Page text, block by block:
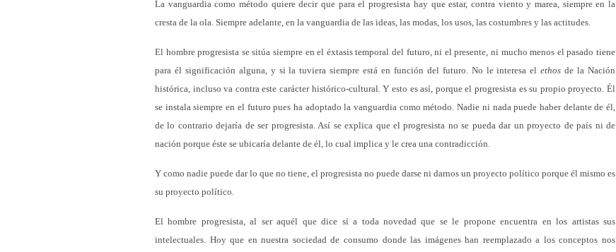
La vanguardia como método quiere decir que para el progresista hay que estar, contra viento y marea, siempre en la
cresta de la ola. Siempre adelante, en la vanguardia de las ideas, las modas, los usos, las costumbres y las actitudes.
El hombre progresista se sitúa siempre en el éxtasis temporal del futuro, ni el presente, ni mucho menos el pasado tiene
para él significación alguna, y si la tuviera siempre está en función del futuro. No le interesa elethosde la Nación
histórica, incluso va contra este carácter histórico-cultural. Y esto es así, porque el progresista es su propio proyecto. Él
se instala siempre en el futuro pues ha adoptado la vanguardia como método. Nadie ni nada puede haber delante de él,
de lo contrario dejaría de ser progresista. Así se explica que el progresista no se pueda dar un proyecto de país ni de
nación porque éste se ubicaría delante de él, lo cual implica y le crea una contradicción.
Y como nadie puede dar lo que no tiene, el progresista no puede darse ni darnos un proyecto político porque él mismo es
su proyecto político.
El hombre progresista, al ser aquél que dice sí a toda novedad que se le propone encuentra en los artistas sus
intelectuales. Hoy que en nuestra sociedad de consumo donde las imágenes han reemplazado a los conceptos nos